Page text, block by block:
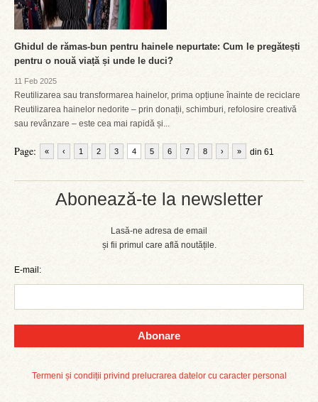
Abonează-te la newsletter
Lasă-ne adresa de email
și fii primul care află noutățile.
E-mail:
Abonare
Termeni și condiții privind prelucrarea datelor cu caracter personal
Ghidul de rămas-bun pentru hainele nepurtate: Cum le pregătești
pentru o nouă viață și unde le duci?
11 Feb 2025
Reutilizarea sau transformarea hainelor, prima opțiune înainte de reciclare
Reutilizarea hainelor nedorite – prin donații, schimburi, refolosire creativă
sau revânzare – este cea mai rapidă și...
Page: « ‹ 1 2 3 4 5 6 7 8 din 61
› »